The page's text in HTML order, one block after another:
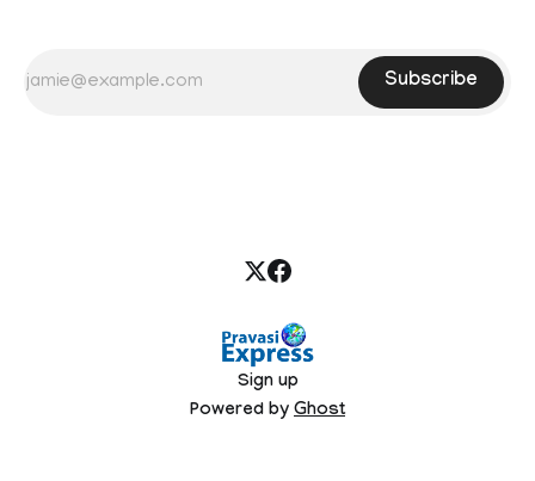
Subscribe
Sign up
Powered by Ghost